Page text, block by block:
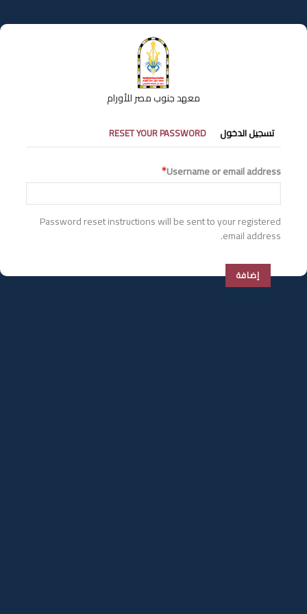
إلى
المحتوى
معهد جنوب مصر للأورام
التبويبات
الأساسية
تسجيل الدخول RESET YOUR PASSWORD
Username or email address
Password reset instructions will be sent to your registered
email address.